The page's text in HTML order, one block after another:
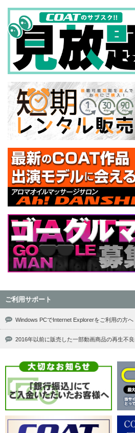
ご利用サポート
Windows PCでInternet Explorerをご利用の方へ
2016年以前に販売した一部動画商品の再生不